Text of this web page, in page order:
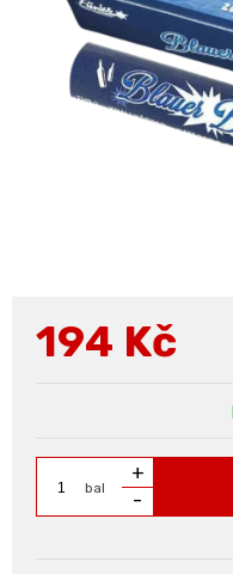
194 Kč
bal
+
-